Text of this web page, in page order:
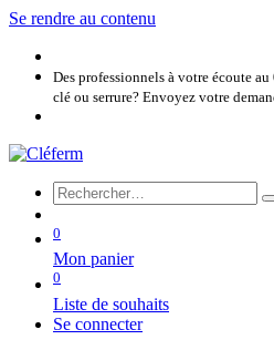
Se rendre au contenu
Des professionnels à votre écoute
clé ou serrure? Envoyez votre
0
Mon panier
0
Liste de souhaits
Se connecter